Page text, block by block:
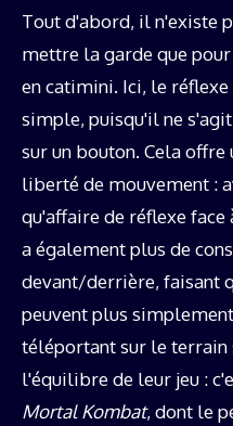
Tout d'abord, il n'existe
mettre la garde que
en catimini. Ici, le
simple, puisqu'il ne
sur un bouton. Cela
liberté de mouvement :
qu'affaire de réflexe face
a également plus de
devant/derrière, faisant
peuvent plus
téléportant sur le terrain
l'équilibre de leur jeu :
Mortal Kombat, dont le